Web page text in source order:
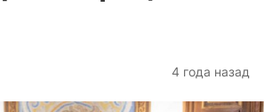
4 года назад